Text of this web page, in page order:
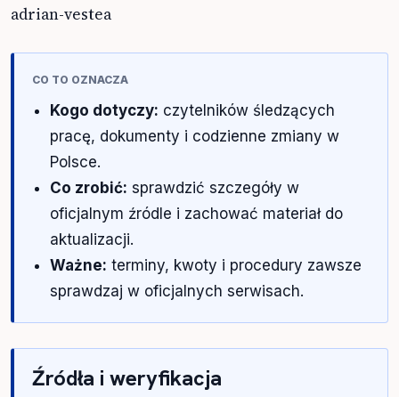
adrian-vestea
CO TO OZNACZA
Kogo dotyczy: czytelników śledzących
pracę, dokumenty i codzienne zmiany w
Polsce.
Co zrobić: sprawdzić szczegóły w
oficjalnym źródle i zachować materiał do
aktualizacji.
Ważne: terminy, kwoty i procedury zawsze
sprawdzaj w oficjalnych serwisach.
Źródła i weryfikacja